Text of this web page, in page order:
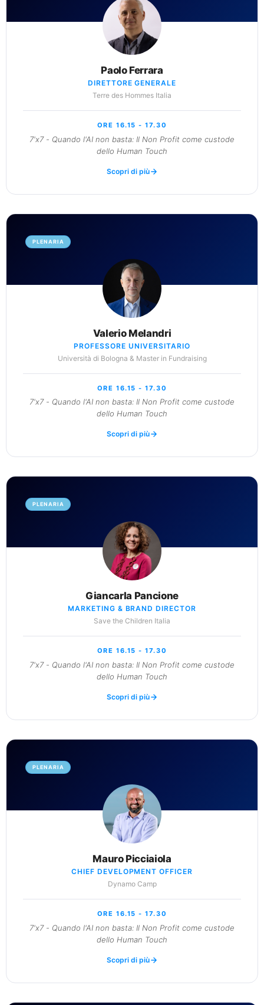
Paolo Ferrara
DIRETTORE GENERALE
Terre des Hommes Italia
ORE 16.15 - 17.30
7'x7 - Quando l'AI non basta: Il Non Profit come custode
dello Human Touch
Scopri di più
PLENARIA
Valerio Melandri
PROFESSORE UNIVERSITARIO
Università di Bologna & Master in Fundraising
ORE 16.15 - 17.30
7'x7 - Quando l'AI non basta: Il Non Profit come custode
dello Human Touch
Scopri di più
PLENARIA
Giancarla Pancione
MARKETING & BRAND DIRECTOR
Save the Children Italia
ORE 16.15 - 17.30
7'x7 - Quando l'AI non basta: Il Non Profit come custode
dello Human Touch
Scopri di più
PLENARIA
Mauro Picciaiola
CHIEF DEVELOPMENT OFFICER
Dynamo Camp
ORE 16.15 - 17.30
7'x7 - Quando l'AI non basta: Il Non Profit come custode
dello Human Touch
Scopri di più